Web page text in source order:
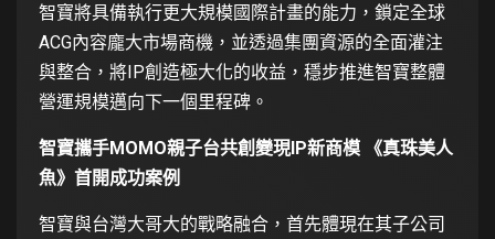
智寶將具備執行更大規模國際計畫的能力，鎖定全球
ACG內容龐大市場商機，並透過集團資源的全面灌注
與整合，將IP創造極大化的收益，穩步推進智寶整體
營運規模邁向下一個里程碑。
智寶攜手MOMO親子台共創變現IP新商模 《真珠美人
魚》首開成功案例
智寶與台灣大哥大的戰略融合，首先體現在其子公司